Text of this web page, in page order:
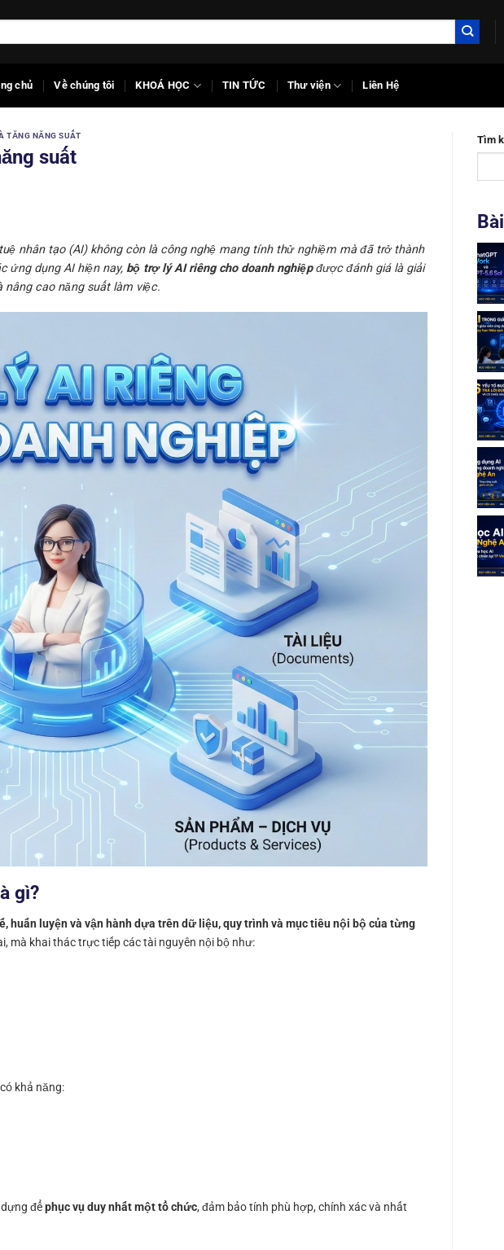
chủ Về chúng tôi KHOÁ HỌC TIN TỨC Thư viện Liên Hệ
TĂNG NĂNG SUẤT
suất
nhân tạo (AI) không còn là công nghệ mang tính thử nghiệm mà đã trở thành
ứng dụng AI hiện nay, bộ trợ lý AI riêng cho doanh nghiệpđược đánh giá là giải
cao năng suất làm việc.
gì?
huấn luyện và vận hành dựa trên dữ liệu, quy trình và mục tiêu nội bộ của từng
mà khai thác trực tiếp các tài nguyên nội bộ như:
khả năng:
đểphục vụ duy nhất một tổ chức, đảm bảo tính phù hợp, chính xác và nhất
Tìm